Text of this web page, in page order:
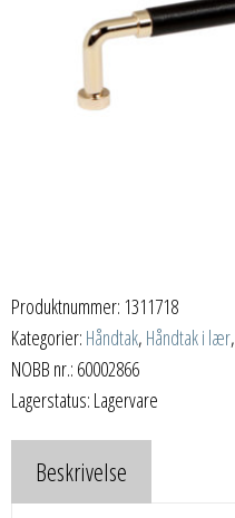
Produktnummer: 1311718
Kategorier: Håndtak, Håndtak i lær,
NOBB nr.: 60002866
Lagerstatus: Lagervare
Beskrivelse